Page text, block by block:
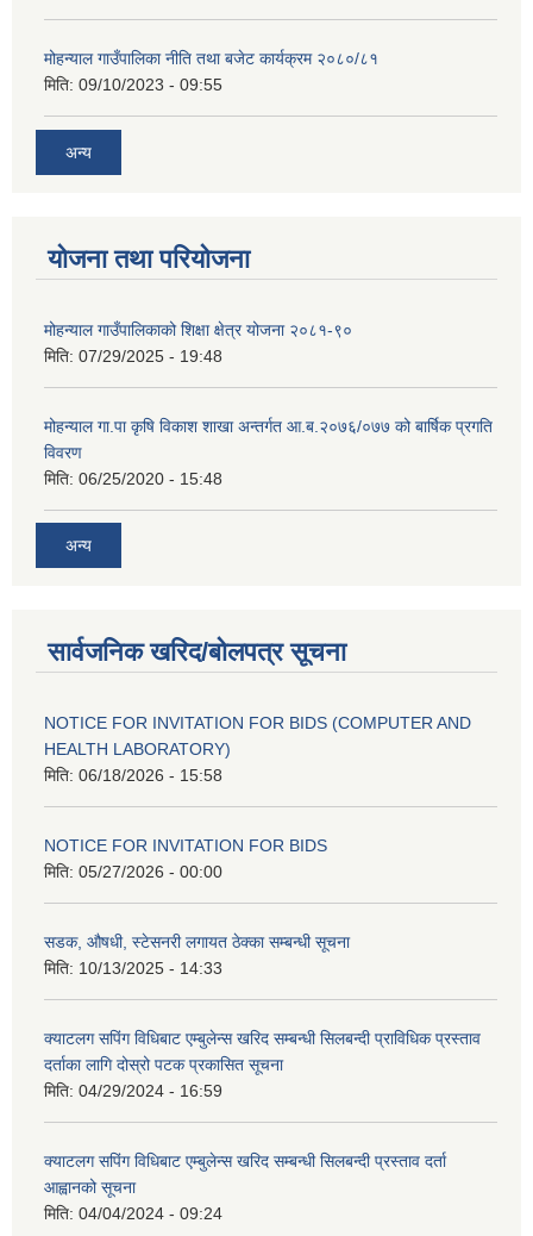
मोहन्याल गाउँपालिका नीति तथा बजेट कार्यक्रम २०८०/८१
मिति: 09/10/2023 - 09:55
अन्य
योजना तथा परियोजना
मोहन्याल गाउँपालिकाको शिक्षा क्षेत्र योजना २०८१-९०
मिति: 07/29/2025 - 19:48
मोहन्याल गा.पा कृषि विकाश शाखा अन्तर्गत आ.ब.२०७६/०७७ को बार्षिक प्रगति
विवरण
मिति: 06/25/2020 - 15:48
अन्य
सार्वजनिक खरिद/बोलपत्र सूचना
NOTICE FOR INVITATION FOR BIDS (COMPUTER AND
HEALTH LABORATORY)
मिति: 06/18/2026 - 15:58
NOTICE FOR INVITATION FOR BIDS
मिति: 05/27/2026 - 00:00
सडक, औषधी, स्टेसनरी लगायत ठेक्का सम्बन्धी सूचना
मिति: 10/13/2025 - 14:33
क्याटलग सपिंग विधिबाट एम्बुलेन्स खरिद सम्बन्धी सिलबन्दी प्राविधिक प्रस्ताव
दर्ताका लागि दोस्रो पटक प्रकासित सूचना
मिति: 04/29/2024 - 16:59
क्याटलग सपिंग विधिबाट एम्बुलेन्स खरिद सम्बन्धी सिलबन्दी प्रस्ताव दर्ता
आह्वानको सूचना
मिति: 04/04/2024 - 09:24